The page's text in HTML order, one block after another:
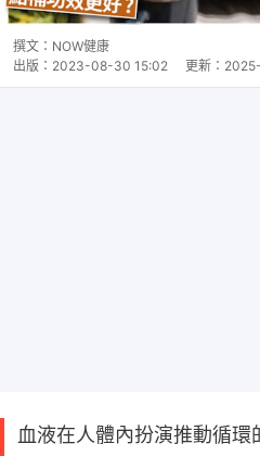
撰文： NOW健康
出版： 2023-08-30 15:02 更新：
血液在人體內扮演推動循